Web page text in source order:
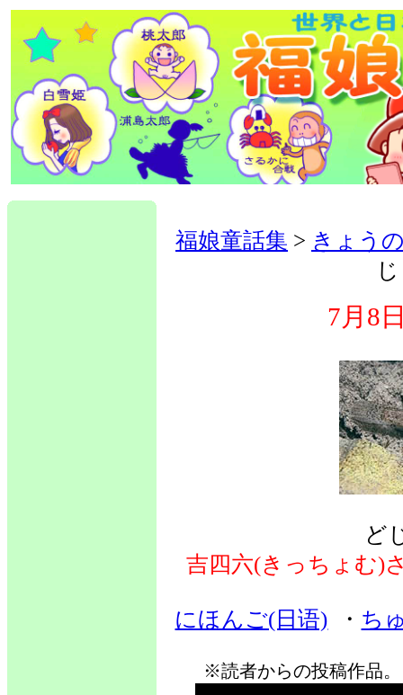
福娘童話集 > きょう
7月8
ど
吉四六(きっちょむ)
にほんご(日语) ・ ち
※読者からの投稿作品